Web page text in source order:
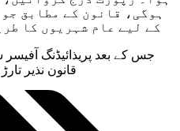
ہوگی، قانون کے مطابق
کے لیے عام شہریوں کا
جس کے بعد پریذائیڈنگ
قانون نذیر